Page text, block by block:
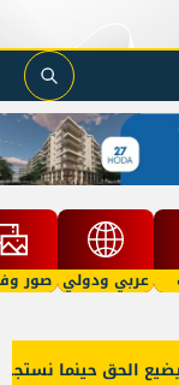
عربي ودولي صور
نستجديه